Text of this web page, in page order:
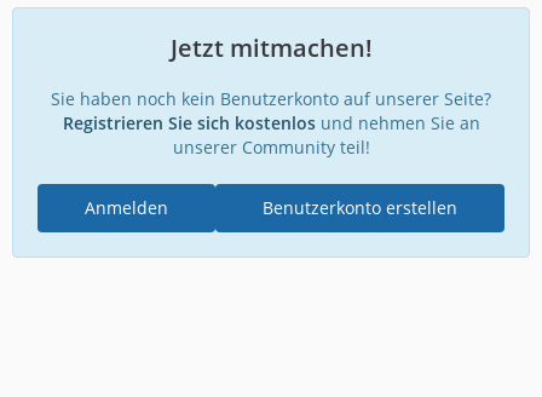
Jetzt mitmachen!
Sie haben noch kein Benutzerkonto auf unserer Seite?
Registrieren Sie sich kostenlosund nehmen Sie an
unserer Community teil!
Benutzerkonto erstellen
Anmelden